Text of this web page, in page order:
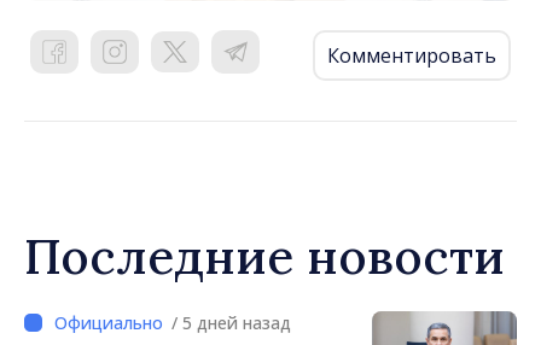
Комментировать
Последние новости
/ 5 дней назад